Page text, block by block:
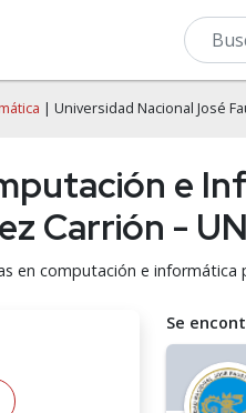
| Universidad Nacional José
e
Carrión -
en computación e informática
Se